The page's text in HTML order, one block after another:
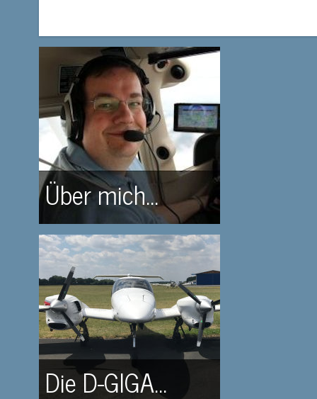
Über mich...
Die D-GIGA...